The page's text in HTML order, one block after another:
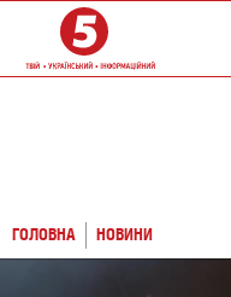
ГОЛОВНА НОВИНИ